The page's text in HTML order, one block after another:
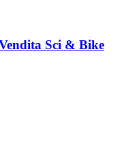
Sci & Bike